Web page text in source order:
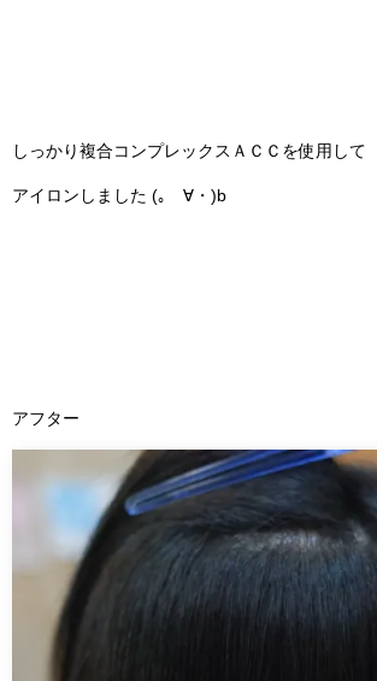
しっかり複合コンプレックスＡＣＣを使用して
アイロンしました (｡ゝ∀・)b
アフター